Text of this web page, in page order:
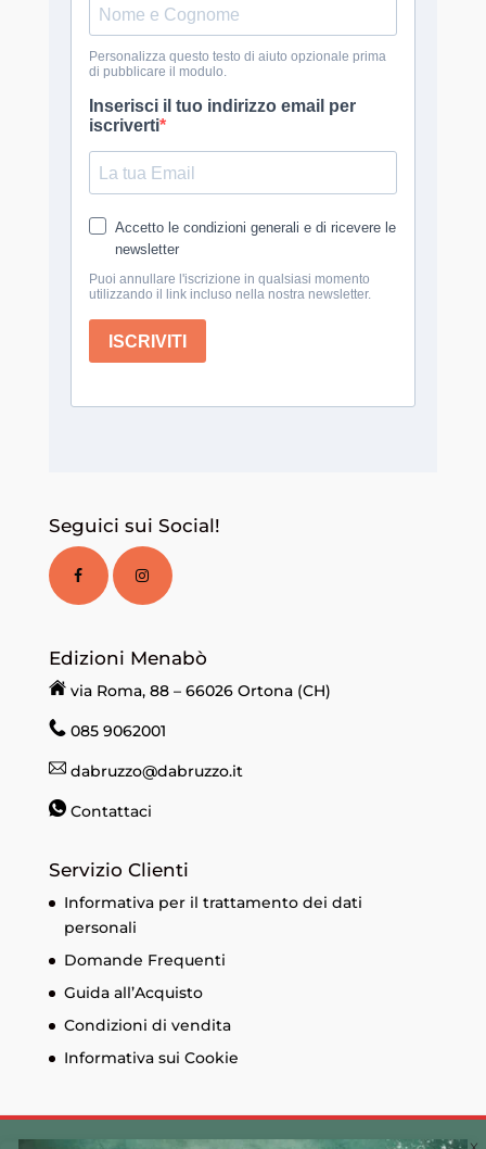
Seguici sui Social!
Edizioni Menabò
via Roma, 88 – 66026 Ortona (CH)
085 9062001
dabruzzo@dabruzzo.it
Contattaci
Servizio Clienti
Informativa per il trattamento dei dati
personali
Domande Frequenti
Guida all’Acquisto
Condizioni di vendita
Informativa sui Cookie